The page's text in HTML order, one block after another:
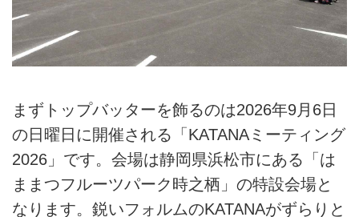
まずトップバッターを飾るのは2026年9月6日
の日曜日に開催される「KATANAミーティング
2026」です。会場は静岡県浜松市にある「は
ままつフルーツパーク時之栖」の特設会場と
なります。鋭いフォルムのKATANAがずらりと